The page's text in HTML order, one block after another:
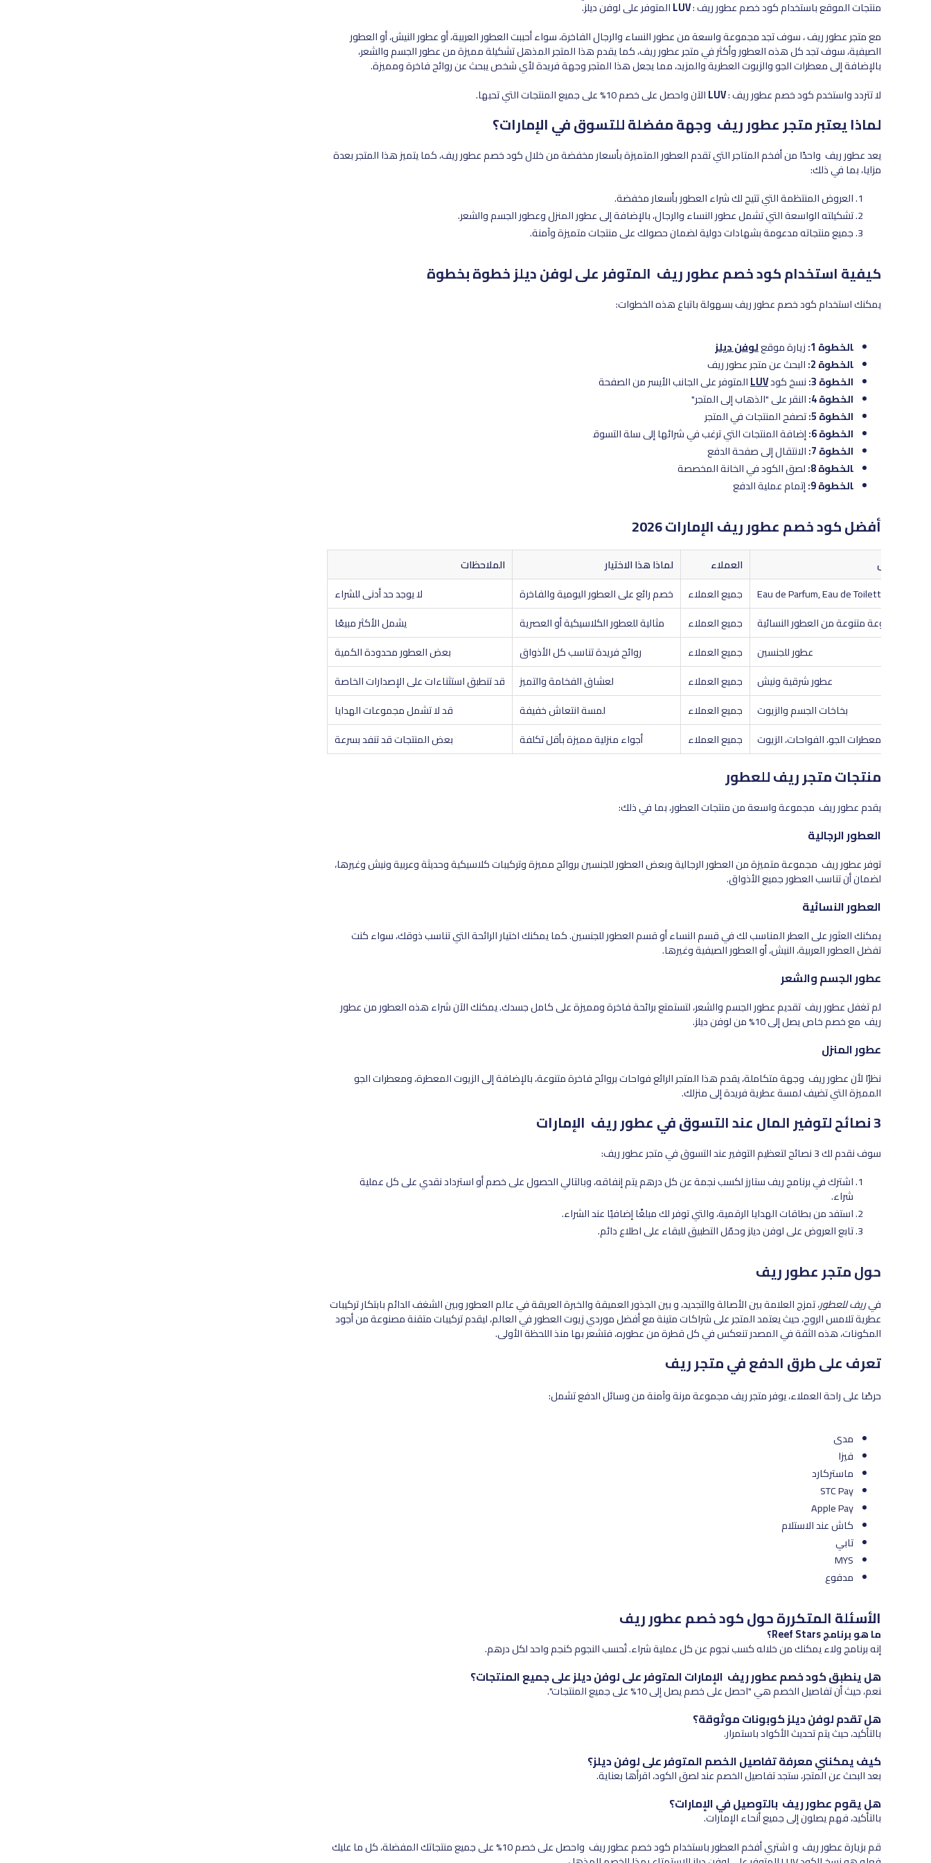
منتجات الموقع باستخدام كود خصم عطور ريف :LUVالمتوفر على لوفن ديلز.
مع متجر عطور ريف ، سوف تجد مجموعة واسعة من عطور النساء والرجال الفاخرة، سواء أحببت العطور العربية، أو عطور النيش، أو العطور
الصيفية، سوف تجد كل هذه العطور وأكثر في متجر عطور ريف، كما يقدم هذا المتجر المذهل تشكيلة مميزة من عطور الجسم والشعر،
بالإضافة إلى معطرات الجو والزيوت العطرية والمزيد، مما يجعل هذا المتجر وجهة فريدة لأي شخص يبحث عن روائح فاخرة ومميزة.
لا تتردد واستخدم كود خصم عطور ريف :LUV الآن واحصل على خصم 10% على جميع المنتجات التي تحبها.
لماذا يعتبر متجر عطور ريف وجهة مفضلة للتسوق في الإمارات؟
يعد عطور ريف واحدًا من أفخم المتاجر التي تقدم العطور المتميزة بأسعار مخفضة من خلال كود خصم عطور ريف، كما يتميز هذا المتجر بعدة
مزايا، بما في ذلك:
العروض المنتظمة التي تتيح لك شراء العطور بأسعار مخفضة.
تشكيلته الواسعة التي تشمل عطور النساء والرجال، بالإضافة إلى عطور المنزل وعطور الجسم والشعر.
جميع منتجاته مدعومة بشهادات دولية لضمان حصولك على منتجات متميزة وآمنة.
كيفية استخدام كود خصم عطور ريف المتوفر على لوفن ديلز خطوة بخطوة
يمكنك استخدام كود خصم عطور ريف بسهولة باتباع هذه الخطوات:
الخطوة 1: زيارة موقعلوفن ديلز
الخطوة 2:
البحث عن متجر عطور ريف
الخطوة 3:
نسخ كودLUVالمتوفر على الجانب الأيسر من الصفحة
الخطوة 4:
النقر على "الذهاب إلى المتجر"
الخطوة 5:
تصفح المنتجات في المتجر
الخطوة 6:
إضافة المنتجات التي ترغب في شرائها إلى سلة التسوق
الخطوة 7:
الانتقال إلى صفحة الدفع
الخطوة 8:
لصق الكود في الخانة المخصصة
الخطوة 9:
إتمام عملية الدفع
أفضل كود خصم عطور ريف الإمارات 2026
يشمل العملاء لماذا هذا الاختيار
الملاحظات
Eau de Parfum, Eau de Toilette
جميع العملاء خصم رائع على العطور اليومية والفاخرة
لا يوجد حد أدنى للشراء
مجموعة متنوعة من العطور النسائية
جميع العملاء مثالية للعطور الكلاسيكية أو العصرية
يشمل الأكثر مبيعًا
عطور للجنسين
جميع العملاء روائح فريدة تناسب كل الأذواق
بعض العطور محدودة الكمية
عطور شرقية ونيش
جميع العملاء لعشاق الفخامة والتميز
قد تنطبق استثناءات على الإصدارات الخاصة
بخاخات الجسم والزيوت
جميع العملاء لمسة انتعاش خفيفة
قد لا تشمل مجموعات الهدايا
معطرات الجو، الفواحات، الزيوت
جميع العملاء أجواء منزلية مميزة بأقل تكلفة بعض المنتجات قد تنفد بسرعة
منتجات متجر ريف للعطور
يقدم عطور ريف مجموعة واسعة من منتجات العطور، بما في ذلك:
العطور الرجالية
توفر عطور ريف مجموعة متميزة من العطور الرجالية وبعض العطور للجنسين بروائح مميزة وتركيبات كلاسيكية وحديثة وعربية ونيش وغيرها،
لضمان أن تناسب العطور جميع الأذواق.
العطور النسائية
يمكنك العثور على العطر المناسب لك في قسم النساء أو قسم العطور للجنسين. كما يمكنك اختيار الرائحة التي تناسب ذوقك، سواء كنت
تفضل العطور العربية، النيش، أو العطور الصيفية وغيرها.
عطور الجسم والشعر
لم تغفل عطور ريف تقديم عطور الجسم والشعر، لتستمتع برائحة فاخرة ومميزة على كامل جسدك. يمكنك الآن شراء هذه العطور من عطور
ريف مع خصم خاص يصل إلى 10% من لوفن ديلز.
عطور المنزل
نظرًا لأن عطور ريف وجهة متكاملة، يقدم هذا المتجر الرائع فواحات بروائح فاخرة متنوعة، بالإضافة إلى الزيوت المعطرة، ومعطرات الجو
المميزة التي تضيف لمسة عطرية فريدة إلى منزلك.
3 نصائح لتوفير المال عند التسوق في عطور ريف الإمارات
سوف نقدم لك 3 نصائح لتعظيم التوفير عند التسوق في متجر عطور ريف:
اشترك في برنامج ريف ستارز لكسب نجمة عن كل درهم يتم إنفاقه، وبالتالي الحصول على خصم أو استرداد نقدي على كل عملية
شراء.
استفد من بطاقات الهدايا الرقمية، والتي توفر لك مبلغًا إضافيًا عند الشراء.
تابع العروض على لوفن ديلز وحمّل التطبيق للبقاء على اطلاع دائم.
حول متجر عطور ريف
فيريف للعطور، تمزج العلامة بين الأصالة والتجديد، و بين الجذور العميقة والخبرة العريقة في عالم العطور وبين الشغف الدائم بابتكار تركيبات
عطرية تلامس الروح، حيث يعتمد المتجر على شراكات متينة مع أفضل موردي زيوت العطور في العالم، ليقدم تركيبات متقنة مصنوعة من أجود
المكونات، هذه الثقة في المصدر تنعكس في كل قطرة من عطوره، فتشعر بها منذ اللحظة الأولى.
تعرف على طرق الدفع في متجر ريف
حرصًا على راحة العملاء، يوفر متجر ريف مجموعة مرنة وآمنة من وسائل الدفع تشمل:
مدى
فيزا
ماستركارد
STC Pay
Apple Pay
كاش عند الاستلام
تابي
MYS
مدفوع
الأسئلة المتكررة حول كود خصم عطور ريف
ما هو برنامج Reef Stars؟
إنه برنامج ولاء يمكنك من خلاله كسب نجوم عن كل عملية شراء. تُحسب النجوم كنجم واحد لكل درهم.
هل ينطبق كود خصم عطور ريف الإمارات المتوفر على لوفن ديلز على جميع المنتجات؟
نعم، حيث أن تفاصيل الخصم هي "احصل على خصم يصل إلى 10% على جميع المنتجات".
هل تقدم لوفن ديلز كوبونات موثوقة؟
بالتأكيد، حيث يتم تحديث الأكواد باستمرار.
كيف يمكنني معرفة تفاصيل الخصم المتوفر على لوفن ديلز؟
بعد البحث عن المتجر، ستجد تفاصيل الخصم عند لصق الكود، اقرأها بعناية.
هل يقوم عطور ريف بالتوصيل في الإمارات؟
بالتأكيد، فهم يصلون إلى جميع أنحاء الإمارات.
قم بزيارة عطور ريف و اشتري أفخم العطور باستخدام كود خصم عطور ريف واحصل على خصم 10% على جميع منتجاتك المفضلة، كل ما عليك